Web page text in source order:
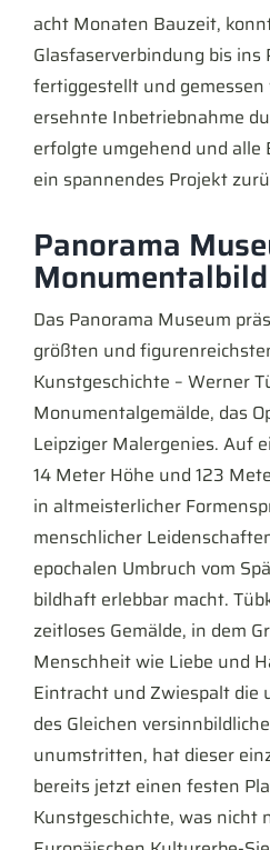
acht Monaten Bauzeit,
Glasfaserverbindung bis ins
fertiggestellt und gemessen
ersehnte Inbetriebnahme
erfolgte umgehend und
ein spannendes Projekt
Panorama
Monumentalbild
Das Panorama Museum
größten und
Kunstgeschichte – Werner
Monumentalgemälde, das
Leipziger Malergenies. Auf
14 Meter Höhe und 123
in altmeisterlicher
menschlicher
epochalen Umbruch vom
bildhaft erlebbar macht.
zeitloses Gemälde, in dem
Menschheit wie Liebe und
Eintracht und Zwiespalt die
des Gleichen
unumstritten, hat dieser
bereits jetzt einen festen
Kunstgeschichte, was nicht